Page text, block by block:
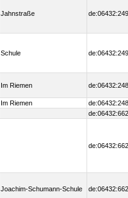
Jahnstraße
Schule
Im Riemen
Im Riemen
Joachim-Schumann-Schule